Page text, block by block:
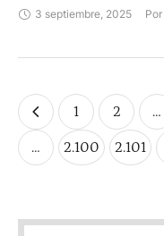
3 septiembre, 2025 Por
1 2 …
… 2.100 2.101